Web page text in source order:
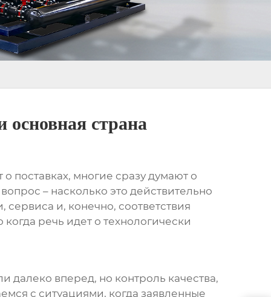
страна
поставках, многие сразу думают о
– насколько это действительно
и, конечно, соответствия
речь идет о технологически
далеко вперед, но контроль качества,
с ситуациями, когда заявленные